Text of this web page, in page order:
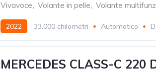
Vivavoce, Volante in pelle, Volante
2022 33.000 chilometri Automatico
MERCEDES CLASS-C 220